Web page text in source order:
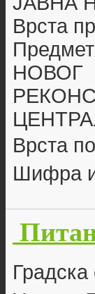
Врста
НОВОГ
Врста
Шифра
Градска